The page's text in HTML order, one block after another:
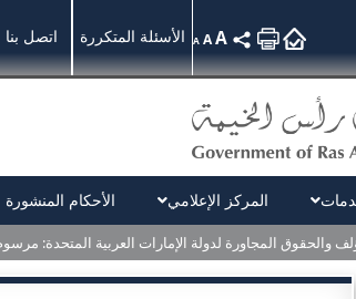
اتصل بنا الأسئلة المتكررة A AA
المركز الإعلامي الأحكام المنشورة
لدولة الإمارات العربية المتحدة: مرسوم بقانون اتحادي رقم 38 لسنة 2021 واللائحة التنفيذية